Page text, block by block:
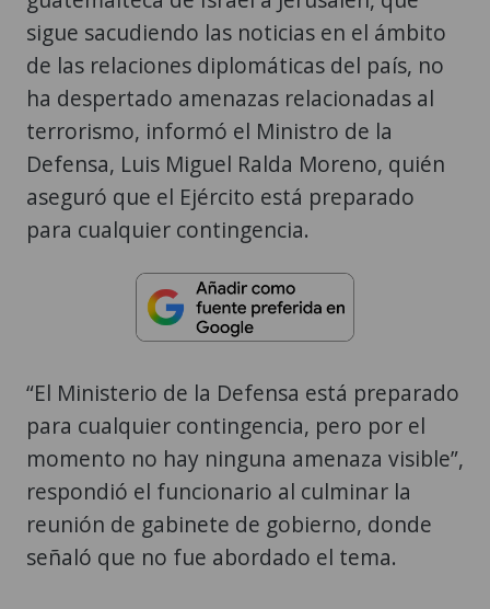
sigue sacudiendo las noticias en el ámbito
de las relaciones diplomáticas del país, no
ha despertado amenazas relacionadas al
terrorismo, informó el Ministro de la
Defensa, Luis Miguel Ralda Moreno, quién
aseguró que el Ejército está preparado
para cualquier contingencia.
“El Ministerio de la Defensa está preparado
para cualquier contingencia, pero por el
momento no hay ninguna amenaza visible”,
respondió el funcionario al culminar la
reunión de gabinete de gobierno, donde
señaló que no fue abordado el tema.